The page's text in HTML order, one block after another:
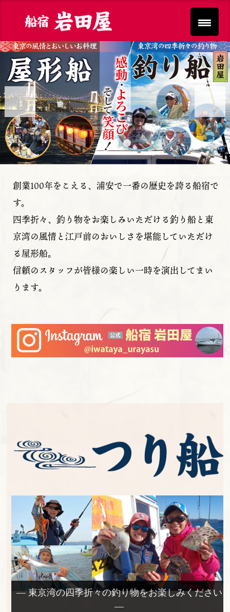
Previous Next
創業100年をこえる、浦安で一番の歴史を誇る船宿で
す。
四季折々、釣り物をお楽しみいただける釣り船と東
京湾の風情と江戸前のおいしさを堪能していただけ
る屋形船。
信頼のスタッフが皆様の楽しい一時を演出してまい
ります。
— 東京湾の四季折々の釣り物をお楽しみください
—